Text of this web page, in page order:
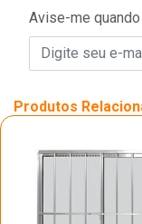
Avise-me
Produtos